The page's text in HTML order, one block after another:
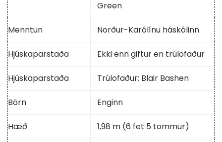
Green
Menntun Norður-Karólínu háskólinn
Hjúskaparstaða Ekki enn giftur en trúlofaður
Hjúskaparstaða Trúlofaður; Blair Bashen
Börn Enginn
Hæð 1,98 m (6 fet 5 tommur)